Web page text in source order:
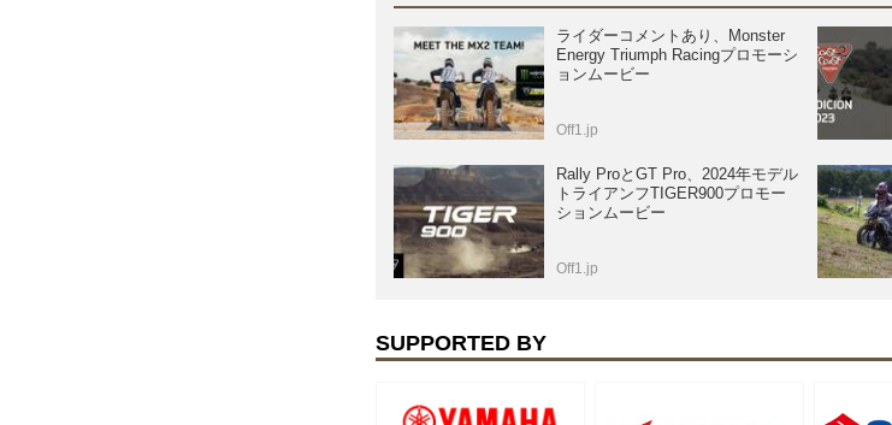
ライダーコメントあり、Monster
Energy Triumph Racingプロモーシ
ョンムービー
Off1.jp
Rally ProとGT Pro、2024年モデル
トライアンフTIGER900プロモー
ションムービー
Off1.jp
SUPPORTED BY